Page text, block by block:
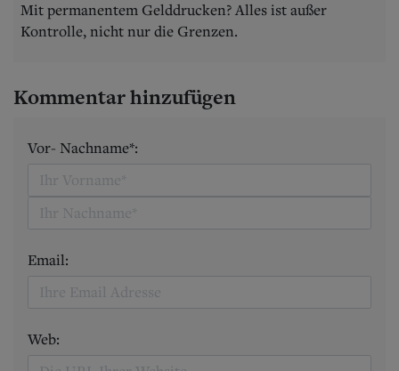
Mit permanentem Gelddrucken? Alles ist außer
Kontrolle, nicht nur die Grenzen.
Kommentar hinzufügen
Vor- Nachname*:
Email:
Web: